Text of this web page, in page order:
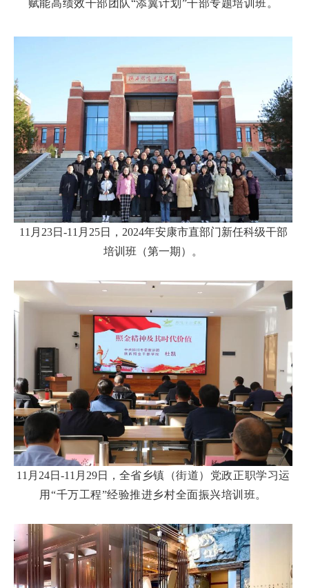
赋能高绩效干部团队“添翼计划”干部专题培训班。
11月23日-11月25日，2024年安康市直部门新任科级干部
培训班（第一期）。
11月24日-11月29日， 全省乡镇（街道）党政正职学习运
用“千万工程”经验推进乡村全面振兴培训班。